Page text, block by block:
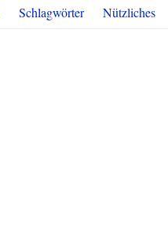
Schlagwörter Nützliches